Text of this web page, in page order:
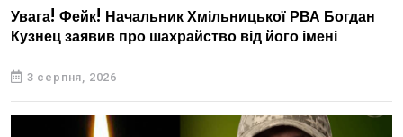
Увага! Фейк! Начальник Хмільницької РВА Богдан
Кузнец заявив про шахрайство від його імені
3 серпня, 2026